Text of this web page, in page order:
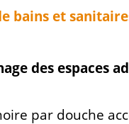
bains et
des espaces
par douche